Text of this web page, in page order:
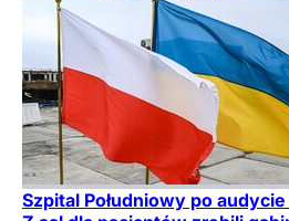
Szpital Południowy po